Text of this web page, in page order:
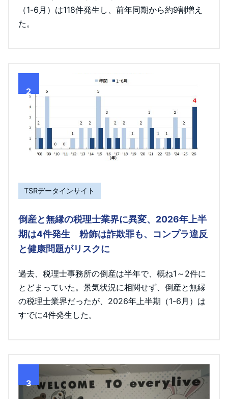
（1-6月）は118件発生し、前年同期から約9割増え
た。
2
TSRデータインサイト
倒産と無縁の税理士業界に異変、2026年上半
期は4件発生 粉飾は詐欺罪も、コンプラ違反
と健康問題がリスクに
過去、税理士事務所の倒産は半年で、概ね1～2件に
とどまっていた。景気状況に相関せず、倒産と無縁
の税理士業界だったが、2026年上半期（1-6月）は
すでに4件発生した。
3